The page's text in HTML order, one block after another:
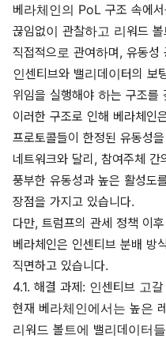
베라체인의 PoL 구조 속에
끊임없이 관찰하고 리워드
직접적으로 관여하며, 유동성
인센티브와 밸리데이터의 보
위임을 실행해야 하는 구조를
이러한 구조로 인해 베라체인
프로토콜들이 한정된 유동성
네트워크와 달리, 참여주체
풍부한 유동성과 높은 활성도
장점을 가지고 있습니다.
다만, 트럼프의 관세 정책 이
베라체인은 인센티브 분배 방
직면하고 있습니다.
4.1. 해결 과제: 인센티브 고갈
현재 베라체인에서는 높은
리워드 볼트에 밸리데이터